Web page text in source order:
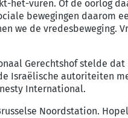
het-vuren. Of de oorlog
bewegingen daarom
we de vredesbeweging.
Gerechtshof stelde
Israëlische autoriteiten
International.
Noordstation.